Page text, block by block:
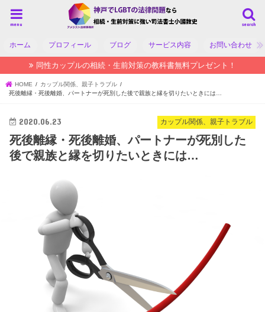
search
menu
ホーム プロフィール ブログ サービス内容 お問い合わせ
同性カップルの相続・生前対策の教科書無料プレゼント！
HOME
カップル関係、親子トラブル
死後離縁・死後離婚、パートナーが死別した後で親族と縁を切りたいときには…
カップル関係、親子トラブル
2020.06.23
死後離縁・死後離婚、パートナーが死別した
後で親族と縁を切りたいときには…